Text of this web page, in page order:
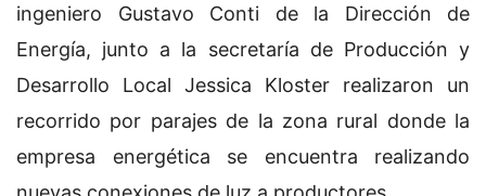
ingeniero Gustavo Conti de la Dirección de
Energía, junto a la secretaría de Producción y
Desarrollo Local Jessica Kloster realizaron un
recorrido por parajes de la zona rural donde la
empresa energética se encuentra realizando